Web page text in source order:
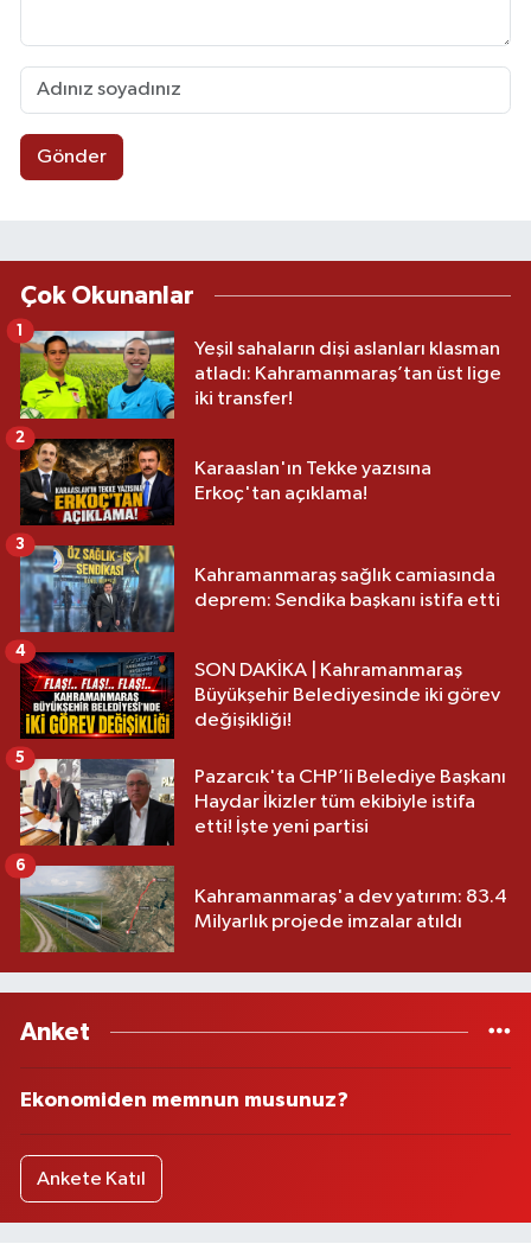
Gönder
Çok Okunanlar
Yeşil sahaların dişi aslanları klasman
atladı: Kahramanmaraş’tan üst lige
iki transfer!
1
Karaaslan'ın Tekke yazısına
Erkoç'tan açıklama!
2
Kahramanmaraş sağlık camiasında
deprem: Sendika başkanı istifa etti
3
SON DAKİKA | Kahramanmaraş
Büyükşehir Belediyesinde iki görev
değişikliği!
4
Pazarcık'ta CHP’li Belediye Başkanı
Haydar İkizler tüm ekibiyle istifa
etti! İşte yeni partisi
5
Kahramanmaraş'a dev yatırım: 83.4
Milyarlık projede imzalar atıldı
6
Anket
Ekonomiden memnun musunuz?
Ankete Katıl